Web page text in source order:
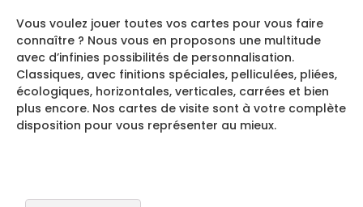
Vous voulez jouer toutes vos cartes pour vous faire
connaître ? Nous vous en proposons une multitude
avec d’infinies possibilités de personnalisation.
Classiques, avec finitions spéciales, pelliculées, pliées,
écologiques, horizontales, verticales, carrées et bien
plus encore. Nos cartes de visite sont à votre complète
disposition pour vous représenter au mieux.